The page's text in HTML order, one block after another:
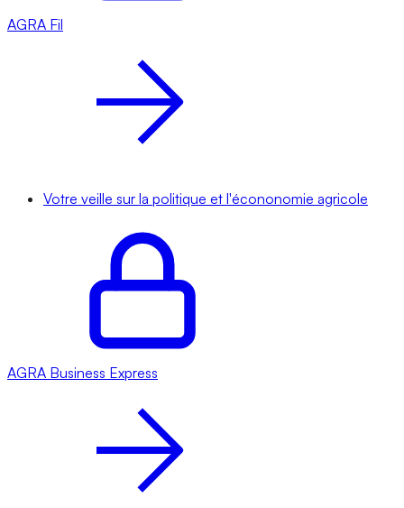
AGRA Fil
Votre veille sur la politique et l'écononomie agricole
AGRA Business Express